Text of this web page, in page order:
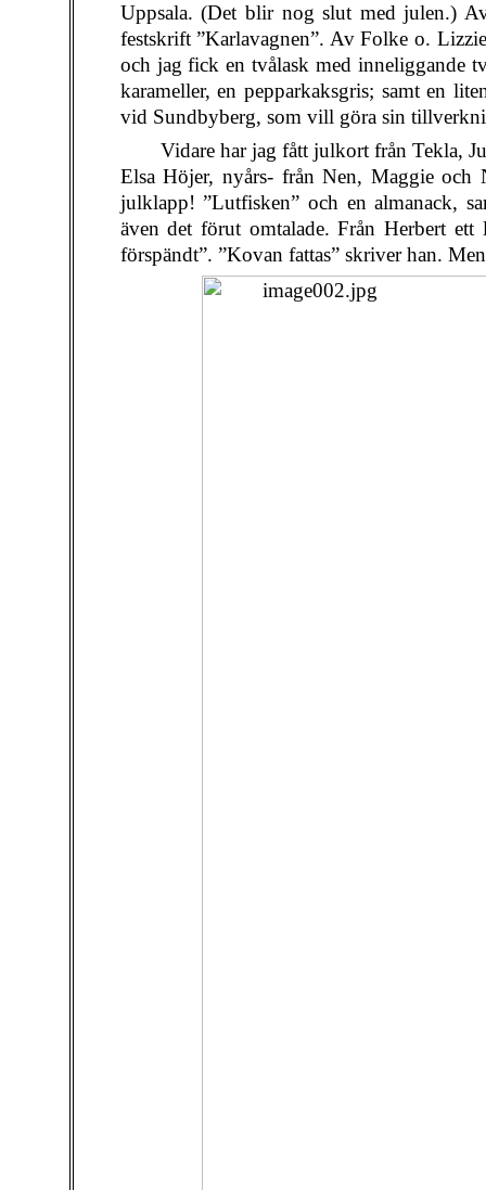
Uppsala. (Det blir nog slut med julen.)
festskrift ”Karlavagnen”. Av Folke o.
och jag fick en tvålask med inneliggande
karameller, en pepparkaksgris; samt en
vid Sundbyberg, som vill göra sin
Vidare har jag fått julkort från Tekla,
Elsa Höjer, nyårs- från Nen, Maggie
julklapp! ”Lutfisken” och en almanack,
även det förut omtalade. Från Herbert
förspändt”. ”Kovan fattas” skriver han.